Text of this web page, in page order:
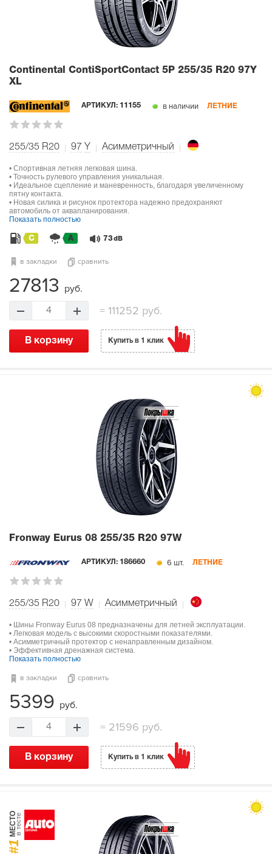
Continental ContiSportContact 5P 255/35 R20 97Y
XL
АРТИКУЛ: 11155 в наличии ЛЕТНИЕ
255/35 R20 97 Y Асимметричный
• Спортивная летняя легковая шина.
• Точность рулевого управления уникальная.
• Идеальное сцепление и маневренность, благодаря увеличенному
пятну контакта.
• Новая силика и рисунок протектора надежно предохраняют
автомобиль от аквапланирования.
Показать полностью
C A 73 dB
в закладки сравнить
27813 руб.
4 = 111252 руб.
В корзину Купить в 1 клик
Fronway Eurus 08 255/35 R20 97W
АРТИКУЛ: 186660 6 шт. ЛЕТНИЕ
255/35 R20 97 W Асимметричный
• Шины Fronway Eurus 08 предназначены для летней эксплуатации.
• Легковая модель с высокими скоростными показателями.
• Асимметричный протектор с ненаправленным дизайном.
• Эффективная дренажная система.
Показать полностью
в закладки сравнить
5399 руб.
4 =21596 руб.
В корзину Купить в 1 клик
#1
МЕСТОв тесте